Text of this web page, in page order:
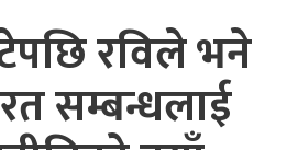
रविले भने
सम्बन्धलाई